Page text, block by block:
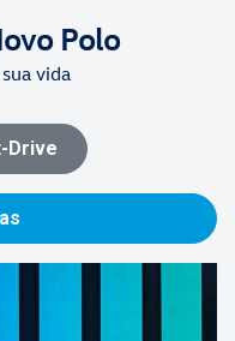
Polo
vida
Drive